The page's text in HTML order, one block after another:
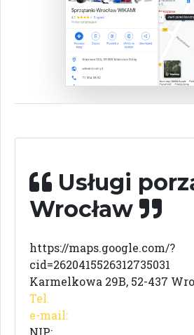
Usługi
Wrocław
https://maps.google.com/?
cid=2620415526312735031
Karmelkowa 29B, 52-437
Tel.
e-mail:
NIP: